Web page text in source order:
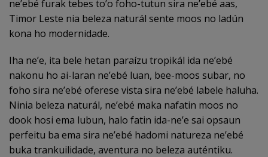
ne’ebé furak tebes to’o foho-tutun sira ne’ebé aas,
Timor Leste nia beleza naturál sente moos no ladún
kona ho modernidade.
Iha ne’e, ita bele hetan paraízu tropikál ida ne’ebé
nakonu ho ai-laran ne’ebé luan, bee-moos subar, no
foho sira ne’ebé oferese vista sira ne’ebé labele haluha.
Ninia beleza naturál, ne’ebé maka nafatin moos no
dook hosi ema lubun, halo fatin ida-ne’e sai opsaun
perfeitu ba ema sira ne’ebé hadomi natureza ne’ebé
buka trankuilidade, aventura no beleza auténtiku.